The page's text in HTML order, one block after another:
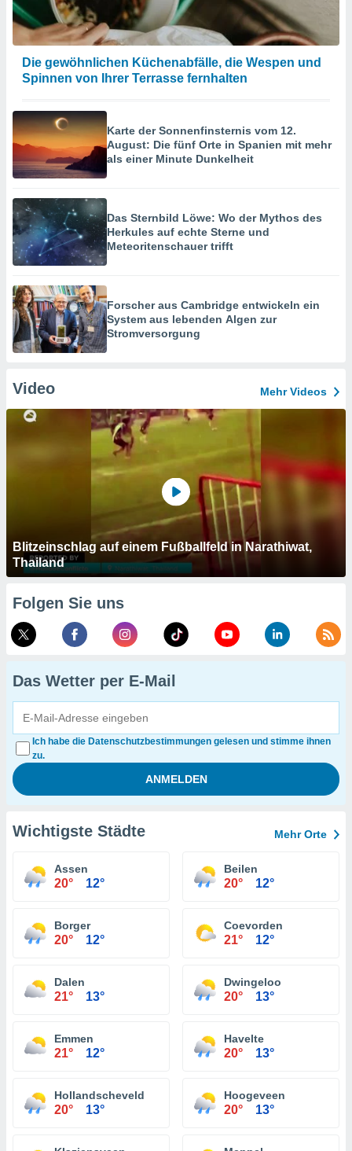
Die gewöhnlichen Küchenabfälle, die Wespen und
Spinnen von Ihrer Terrasse fernhalten
Karte der Sonnenfinsternis vom 12.
August: Die fünf Orte in Spanien mit mehr
als einer Minute Dunkelheit
Das Sternbild Löwe: Wo der Mythos des
Herkules auf echte Sterne und
Meteoritenschauer trifft
Forscher aus Cambridge entwickeln ein
System aus lebenden Algen zur
Stromversorgung
Video Mehr Videos
Blitzeinschlag auf einem Fußballfeld in Narathiwat,
Thailand
Folgen Sie uns
Das Wetter per E-Mail
Ich habe die Datenschutzbestimmungen gelesen und stimme ihnen
zu.
Wichtigste Städte Mehr Orte
Assen
20° 12°
Beilen
20° 12°
Borger
20° 12°
Coevorden
21° 12°
Dalen
21° 13°
Dwingeloo
20° 13°
Emmen
21° 12°
Havelte
20° 13°
Hollandscheveld
20° 13°
Hoogeveen
20° 13°